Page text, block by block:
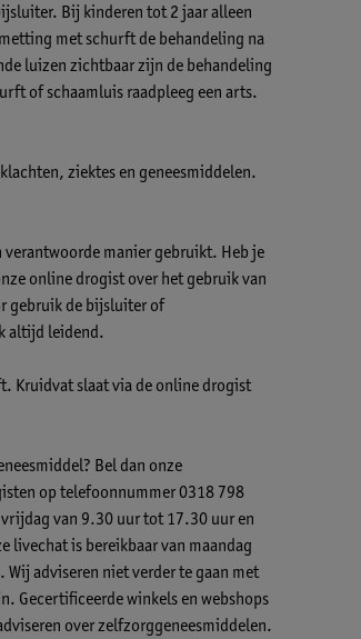
Bij kinderen tot 2 jaar alleen
met schurft de behandeling na
luizen zichtbaar zijn de behandeling
of schaamluis raadpleeg een arts.
ziektes en geneesmiddelen.
manier gebruikt. Heb je
online drogist over het gebruik van
gebruik de bijsluiter of
altijd leidend.
Kruidvat slaat via de online drogist
Bel dan onze
op telefoonnummer 0318 798
van 9.30 uur tot 17.30 uur en
livechatis bereikbaar van maandag
adviseren niet verder te gaan met
Gecertificeerde winkels en webshops
over zelfzorggeneesmiddelen.